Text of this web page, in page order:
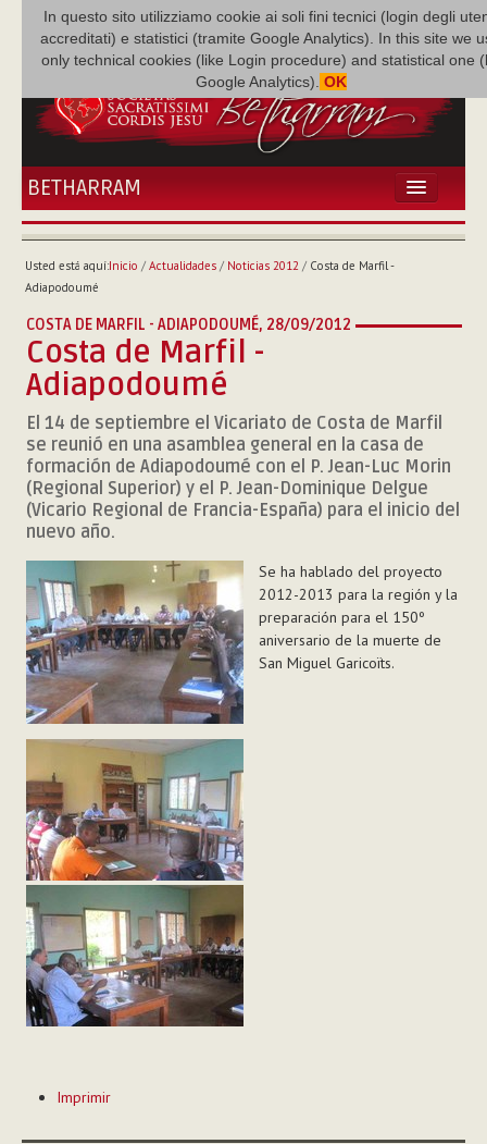
In questo sito utilizziamo cookie ai soli fini tecnici (login degli
accreditati) e statistici (tramite Google Analytics). In this site we
only technical cookies (like Login procedure) and statistical one
Google Analytics). OK
BETHARRAM
INICIO
BETHARRAM
MISIÓN
NEF
MULTIMEDIA
P. AUGUSTO ETCHECOPAR
Usted está aquí:Inicio / Actualidades/ Noticias 2012 / Costa de Marfil -
Adiapodoumé
COSTA DE MARFIL - ADIAPODOUMÉ, 28/09/2012
Costa de Marfil -
Adiapodoumé
El 14 de septiembre el Vicariato de Costa de Marfil
se reunió en una asamblea general en la casa de
formación de Adiapodoumé con el P. Jean-Luc Morin
(Regional Superior) y el P. Jean-Dominique Delgue
(Vicario Regional de Francia-España) para el inicio del
nuevo año.
Se ha hablado del proyecto
2012-2013 para la región y la
preparación para el 150º
aniversario de la muerte de
San Miguel Garicoïts.
de
Imprimir